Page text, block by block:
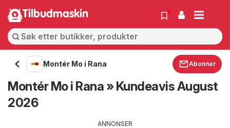
Tilbudmaskin
Montér Mo i Rana Abonner
Montér Mo i Rana » Kundeavis August
2026
ANNONSER